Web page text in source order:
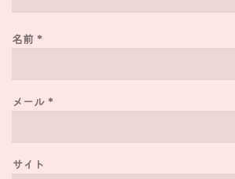
名前 *
メール *
サイト